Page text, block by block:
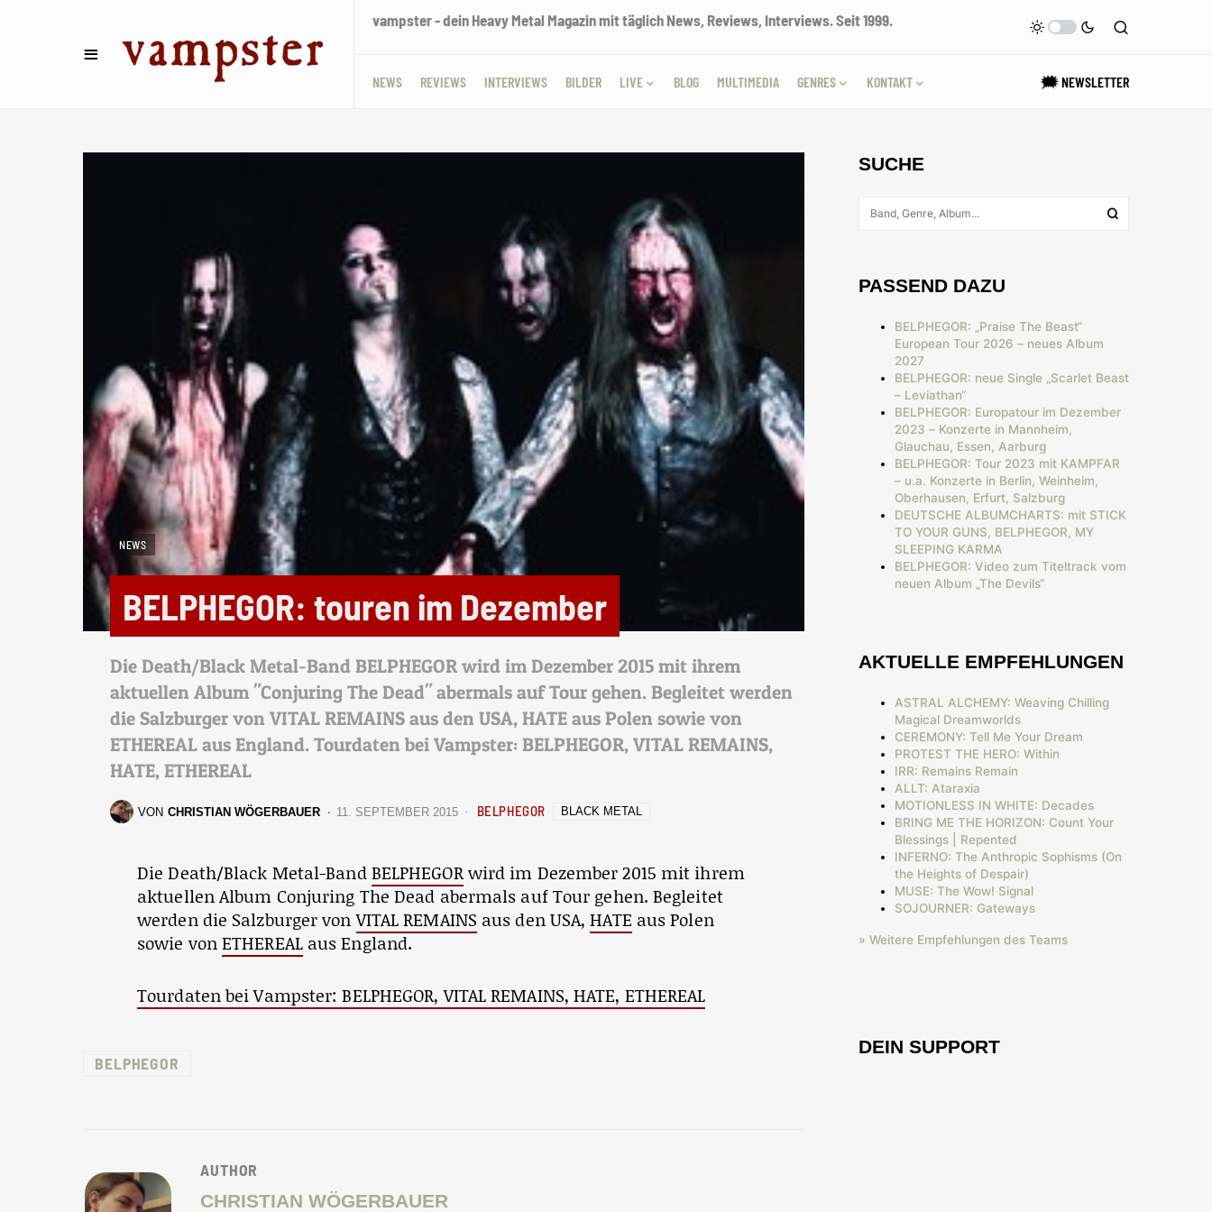
vampster - dein Heavy Metal Magazin mit täglich News, Reviews, Interviews. Seit 1999.
NEWS REVIEWS INTERVIEWS BILDER LIVE BLOG MULTIMEDIA GENRES KONTAKT 🗯 NEWSLETTER
NEWS
BELPHEGOR: touren im Dezember
Die Death/Black Metal-Band BELPHEGOR wird im Dezember 2015 mit ihrem
aktuellen Album "Conjuring The Dead" abermals auf Tour gehen. Begleitet werden
die Salzburger von VITAL REMAINS aus den USA, HATE aus Polen sowie von
ETHEREAL aus England. Tourdaten bei Vampster: BELPHEGOR, VITAL REMAINS,
HATE, ETHEREAL
VON CHRISTIAN WÖGERBAUER 11. SEPTEMBER 2015 BELPHEGOR BLACK METAL
Die Death/Black Metal-BandBELPHEGORwird im Dezember 2015 mit ihrem
aktuellen Album Conjuring The Dead abermals auf Tour gehen. Begleitet
werden die Salzburger vonVITAL REMAINS aus den USA,HATE aus Polen
sowie vonETHEREALaus England.
Tourdaten bei Vampster: BELPHEGOR, VITAL REMAINS, HATE, ETHEREAL
BELPHEGOR
AUTHOR
CHRISTIAN WÖGERBAUER
SUCHE
PASSEND DAZU
BELPHEGOR: „Praise The Beast“
European Tour 2026 – neues Album
2027
BELPHEGOR: neue Single „Scarlet Beast
– Leviathan“
BELPHEGOR: Europatour im Dezember
2023 – Konzerte in Mannheim,
Glauchau, Essen, Aarburg
BELPHEGOR: Tour 2023 mit KAMPFAR
– u.a. Konzerte in Berlin, Weinheim,
Oberhausen, Erfurt, Salzburg
DEUTSCHE ALBUMCHARTS: mit STICK
TO YOUR GUNS, BELPHEGOR, MY
SLEEPING KARMA
BELPHEGOR: Video zum Titeltrack vom
neuen Album „The Devils“
AKTUELLE EMPFEHLUNGEN
ASTRAL ALCHEMY: Weaving Chilling
Magical Dreamworlds
CEREMONY: Tell Me Your Dream
PROTEST THE HERO: Within
IRR: Remains Remain
ALLT: Ataraxia
MOTIONLESS IN WHITE: Decades
BRING ME THE HORIZON: Count Your
Blessings | Repented
INFERNO: The Anthropic Sophisms (On
the Heights of Despair)
MUSE: The Wow! Signal
SOJOURNER: Gateways
» Weitere Empfehlungen des Teams
DEIN SUPPORT